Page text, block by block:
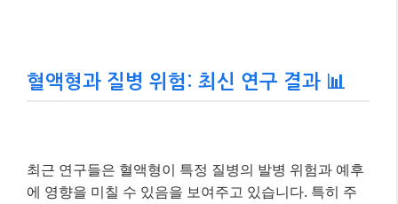
혈액형과 질병 위험: 최신 연구 결과 📊
최근 연구들은 혈액형이 특정 질병의 발병 위험과 예후
에 영향을 미칠 수 있음을 보여주고 있습니다. 특히 주